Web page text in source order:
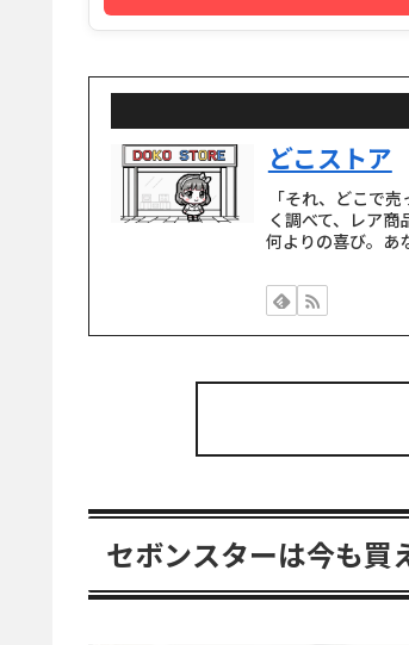
どこストア
「それ、どこで
く調べて、レア
何よりの喜び。あ
セボンスターは今も買